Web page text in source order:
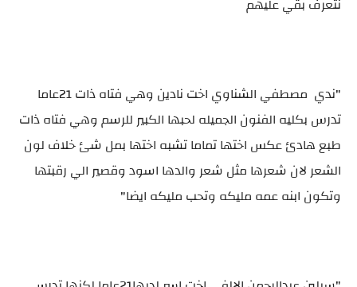
نتعرف بقي عليهم
"ندي مصطفي الشناوي اخت نادين وهي فتاه ذات 21عاما
تدرس بكليه الفنون الجميله لحبها الكبير للرسم وهي فتاه ذات
طبع هادئ عكس اختها تماما تشبه اختها بمل شئ خلاف لون
الشعر لان شعرها مثل شعر والدها اسود وقصير الي رقبتها
وتكون ابنه عمه مليكه وتحب مليكه ايضا"